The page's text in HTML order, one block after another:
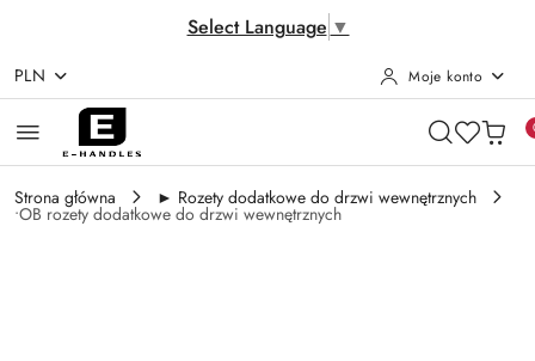
Select Language ▼
Przejdź do treści głównej
Przejdź do wyszukiwarki
Przejdź do moje konto
Przejdź do menu głównego
Przejdź do opisu produktu
Przejdź do stopki
PLN Moje konto
Strona główna ► Rozety dodatkowe do drzwi wewnętrznych
•OB rozety dodatkowe do drzwi wewnętrznych